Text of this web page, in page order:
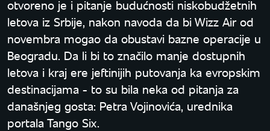
otvoreno je i pitanje budućnosti niskobudžetnih
letova iz Srbije, nakon navoda da bi Wizz Air od
novembra mogao da obustavi bazne operacije u
Beogradu. Da li bi to značilo manje dostupnih
letova i kraj ere jeftinijih putovanja ka evropskim
destinacijama - to su bila neka od pitanja za
današnjeg gosta: Petra Vojinovića, urednika
portala Tango Six.